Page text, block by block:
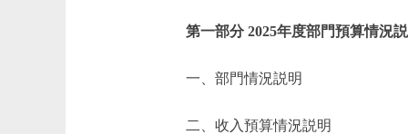
第一部分 2025年度部門預算情況
一、部門情況説明
二、收入預算情況説明